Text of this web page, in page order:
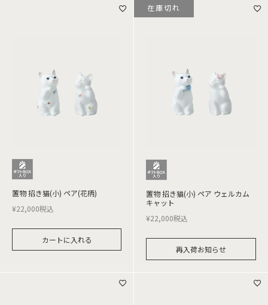
置物 招き猫(小) ペア(花柄)
¥22,000税込
カートに入れる
置物 招き猫(小) ペア ウェルカム
キャット
¥22,000税込
再入荷お知らせ
在庫切れ